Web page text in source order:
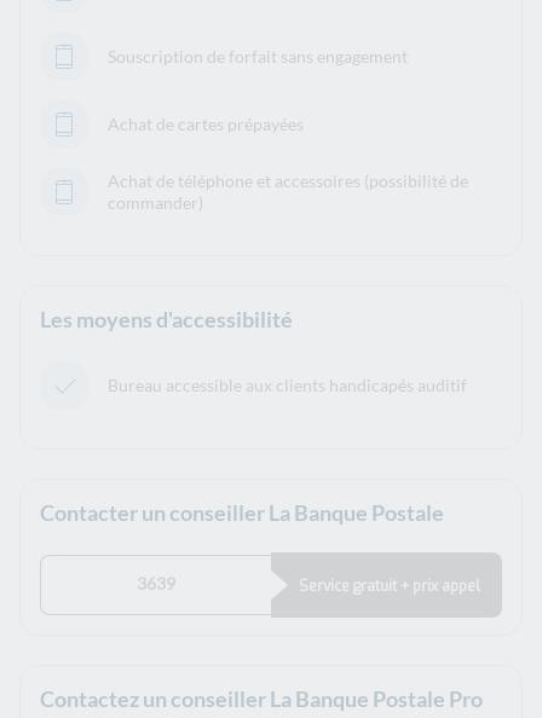
Souscription de forfait sans engagement
Achat de cartes prépayées
Achat de téléphone et accessoires (possibilité de
commander)
Les moyens d'accessibilité
Bureau accessible aux clients handicapés auditif
Contacter un conseiller La Banque Postale
3639 Service gratuit + prix appel
Contactez un conseiller La Banque Postale Pro